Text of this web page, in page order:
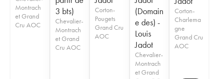
Montrach
et Grand
Cru AOC
3 bts)
Chevalier-
Montrach
et Grand
Cru AOC
Corton-
Pougets
Grand Cru
AOC
(Domain
e des) -
Louis
Jadot
Chevalier-
Montrach
et Grand
Corton-
Charlema
gne
Grand Cru
AOC